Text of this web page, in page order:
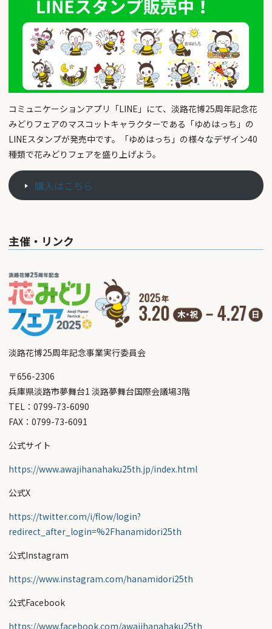
コミュニケーションアプリ「LINE」にて、淡路花博25周年記念花
みどりフェアのマスコットキャラクターである「ゆめはっち」の
LINEスタンプが発売中です。「ゆめはっち」の様々なデザイン40
種類で花みどりフェアを盛り上げよう。
購入はこちら
主催・リンク
淡路花博25周年記念事業実行委員会
〒656-2306
兵庫県淡路市夢舞台1 淡路夢舞台国際会議場3階
TEL：0799-73-6090
FAX：0799-73-6091
公式サイト
https://www.awajihanahaku25th.jp/index.html
公式X
https://twitter.com/i/flow/login?
redirect_after_login=%2Fhanamidori25th
公式Instagram
https://www.instagram.com/hanamidori25th
公式Facebook
https://www.facebook.com/awajihanahaku25th